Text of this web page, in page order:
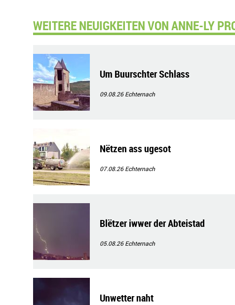
WEITERE NEUIGKEITEN VON ANNE-LY
Um Buurschter Schlass
09.08.26Echternach
Nëtzen ass ugesot
07.08.26Echternach
Blëtzer iwwer der Abteistad
05.08.26Echternach
Unwetter naht